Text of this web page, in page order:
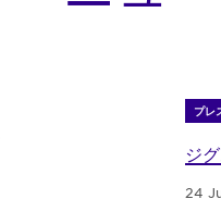
プレ
ジ
24